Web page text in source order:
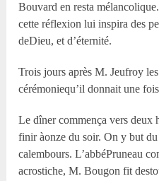
Bouvard en resta
cette réflexion lui inspira des
deDieu, et d’éternité.
Trois jours après M. Jeufroy
cérémoniequ’il donnait une
Le dîner commença vers deux
finir àonze du soir. On y but
calembours. L’abbéPruneau
acrostiche, M. Bougon fit